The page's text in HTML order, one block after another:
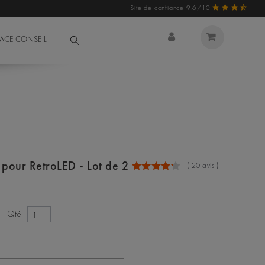
Site de confiance 9.6/10
CONSEIL
pour RetroLED - Lot de 2 ( 20 avis )
Qté